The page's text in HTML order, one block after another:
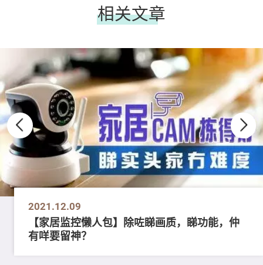
相关文章
2021.12.09
【家居监控懒人包】除咗睇画质，睇功能，仲
有咩要留神？